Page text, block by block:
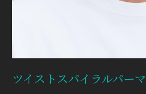
ツイストスパイラルパーマ